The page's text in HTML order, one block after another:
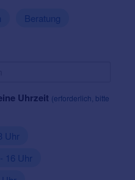
Beratung
Uhrzeit (erforderlich, bitte
Uhr
16 Uhr